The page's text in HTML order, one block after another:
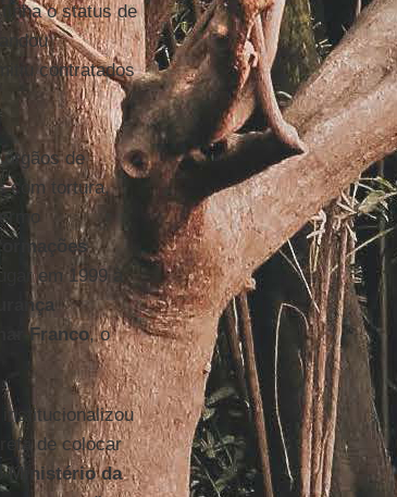
o status de
contratados
de
com tortura,
em 1999 à
Franco, o
de colocar
Ministério da